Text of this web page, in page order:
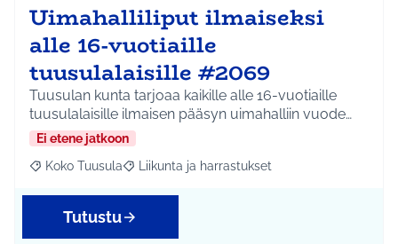
Uimahalliliput ilmaiseksi
alle 16-vuotiaille
tuusulalaisille #2069
Tuusulan kunta tarjoaa kaikille alle 16-vuotiaille
tuusulalaisille ilmaisen pääsyn uimahalliin vuode…
Ei etene jatkoon
Rajaa tulokset aihepiirin mukaan: Koko Tuusula
Koko Tuusula Rajaa tulokset teeman mukaan: Liikunta ja
Liikunta ja harrastukset
Tutustu